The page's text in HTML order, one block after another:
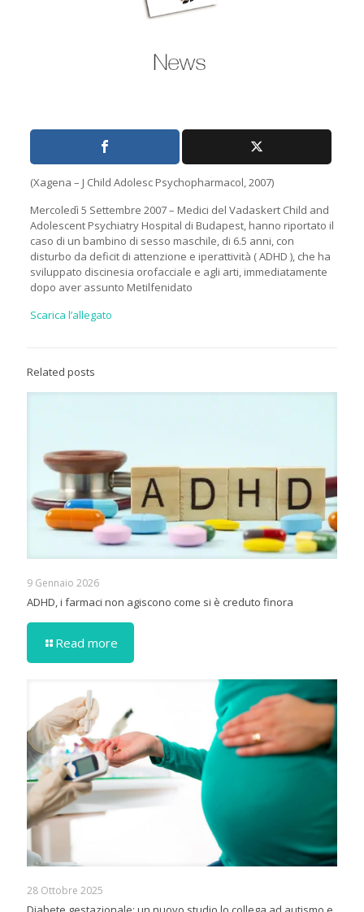
(Xagena – J Child Adolesc Psychopharmacol, 2007)
Mercoledì 5 Settembre 2007 – Medici del Vadaskert Child and
Adolescent Psychiatry Hospital di Budapest, hanno riportato il
caso di un bambino di sesso maschile, di 6.5 anni, con
disturbo da deficit di attenzione e iperattività ( ADHD ), che ha
sviluppato discinesia orofacciale e agli arti, immediatamente
dopo aver assunto Metilfenidato
Scarica l’allegato
Related posts
9 Gennaio 2026
ADHD, i farmaci non agiscono come si è creduto finora
Read more
28 Ottobre 2025